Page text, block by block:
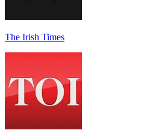
The Irish Times